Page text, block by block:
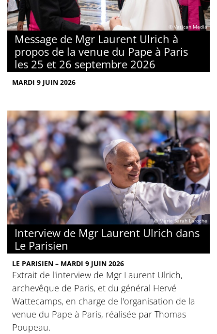
© Vatican Media
Message de Mgr Laurent Ulrich à
propos de la venue du Pape à Paris
les 25 et 26 septembre 2026
MARDI 9 JUIN 2026
© Marie Sarah Laroche
Interview de Mgr Laurent Ulrich dans
Le Parisien
LE PARISIEN – MARDI 9 JUIN 2026
Extrait de l'interview de Mgr Laurent Ulrich,
archevêque de Paris, et du général Hervé
Wattecamps, en charge de l'organisation de la
venue du Pape à Paris, réalisée par Thomas
Poupeau.